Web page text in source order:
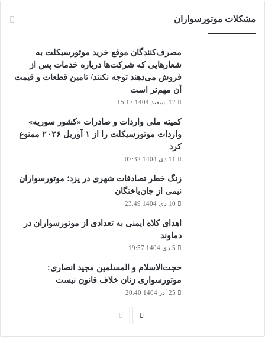
مشکلات موتورسواران
مصرف‌کنندگان موقع خرید موتورسیکلت به
شعارهایی که شرکت‌ها درباره خدمات پس از
فروش می‌دهند توجه نکنند/ تامین قطعات و قیمت
آن مهم‌تر است
12 اسفند 1404 15:17
کمیته ملی واردات و صادرات «کشور سوریه»
واردات موتورسیکلت را از ۱ آوریل ۲۰۲۶ ممنوع
کرد
11 دی 1404 07:32
زنگ خطر تصادفات شهری در یزد؛ موتورسواران
نیمی از جان‌باختگان
10 دی 1404 23:49
اهدای کلاه ایمنی به تعدادی از موتورسواران در
دماوند
5 دی 1404 19:57
حجت‌الاسلام و المسلمین مجید انصاری:
موتورسواری زنان خلاف قانون نیست
25 آذر 1404 20:40
صفحه